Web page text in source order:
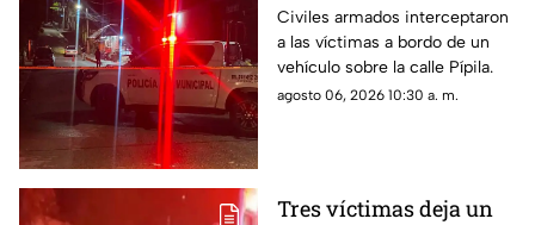
adentro de un coche en
Ometepec
Civiles armados interceptaron
a las víctimas a bordo de un
vehículo sobre la calle Pípila.
agosto 06, 2026 10:30 a. m.
Tres víctimas deja un